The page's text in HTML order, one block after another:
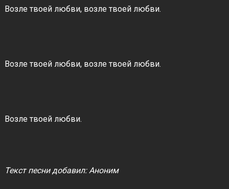
Возле твоей любви, возле твоей любви.
Возле твоей любви, возле твоей любви.
Возле твоей любви.
Текст песни добавил: Аноним